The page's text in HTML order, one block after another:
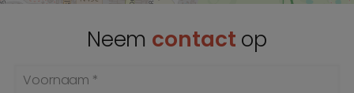
Neem contact op
Voornaam *